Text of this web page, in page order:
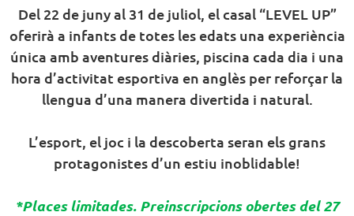
Del 22 de juny al 31 de juliol, el casal “LEVEL UP”
oferirà a infants de totes les edats una experiència
única amb aventures diàries, piscina cada dia i una
hora d’activitat esportiva en anglès per reforçar la
llengua d’una manera divertida i natural.
L’esport, el joc i la descoberta seran els grans
protagonistes d’un estiu inoblidable!
*Places limitades. Preinscripcions obertes del 27